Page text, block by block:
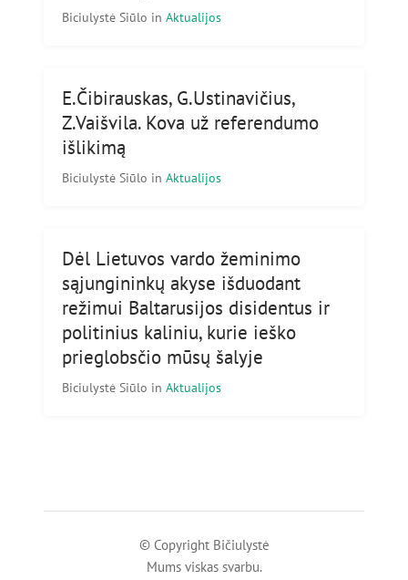
Biciulystė Siūlo in Aktualijos
E.Čibirauskas, G.Ustinavičius,
Z.Vaišvila. Kova už referendumo
išlikimą
Biciulystė Siūlo in Aktualijos
Dėl Lietuvos vardo žeminimo
sąjungininkų akyse išduodant
režimui Baltarusijos disidentus ir
politinius kaliniu, kurie ieško
prieglobsčio mūsų šalyje
Biciulystė Siūlo in Aktualijos
© Copyright Bičiulystė
Mums viskas svarbu.